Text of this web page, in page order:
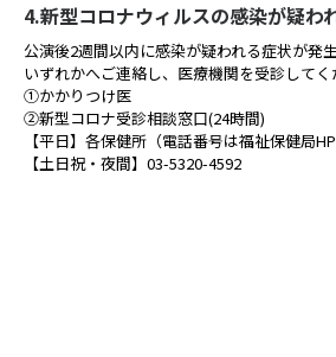
4.新型コロナウィルスの感染が疑わ
公演後2週間以内に感染が疑われる症状が発
いずれかへご連絡し、医療機関を受診してく
①かかりつけ医
②新型コロナ受診相談窓口(24時間)
【平日】各保健所（電話番号は福祉保健局HP
【土日祝・夜間】03-5320-4592